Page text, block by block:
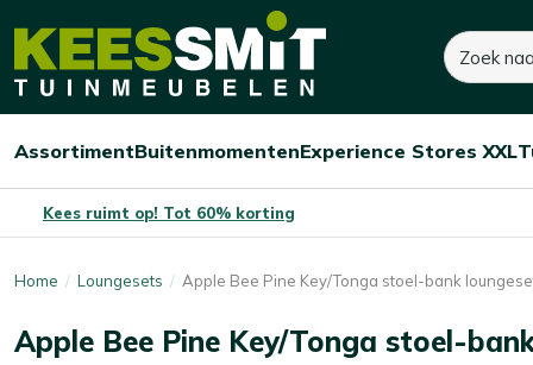
Kees
Tuinmeubelen
Zoeken
Open/sluit
Assortiment
Open/sluit
Buitenmomenten
Open/sluit
Experience Stores XXL
Kees ruimt op! Tot 60% korting
Home Loungesets Apple Bee Pine Key/Tonga stoel-bank
Apple Bee Pine Key/Tonga stoel-
4.130,-